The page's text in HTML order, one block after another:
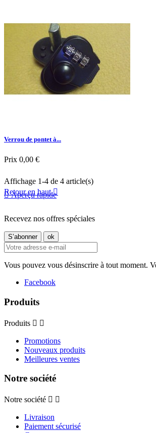
Verrou de pontet à...
Prix 0,00 €
Aperçu rapide
Affichage 1-4 de 4 article(s)
Retour en haut
Recevez nos offres spéciales
Vous pouvez vous désinscrire à tout moment.
Facebook
Produits
Produits  
Promotions
Nouveaux produits
Meilleures ventes
Notre société
Notre société  
Livraison
Paiement sécurisé